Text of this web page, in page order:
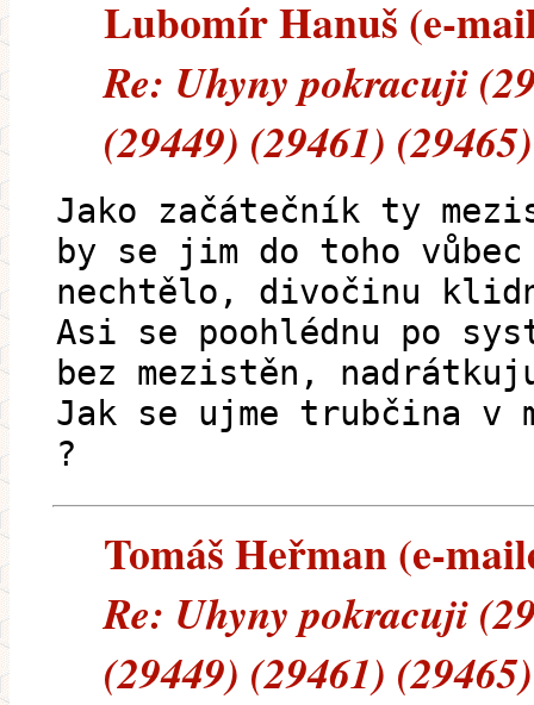
Lubomír Hanuš (e-
Re: Uhyny pokracuji
(29449) (29461)
Jako začátečník ty
by se jim do toho vůbec
nechtělo, divočinu
Asi se poohlédnu po
bez mezistěn,
Jak se ujme trubčina v
?
Tomáš Heřman (e-
Re: Uhyny pokracuji
(29449) (29461)